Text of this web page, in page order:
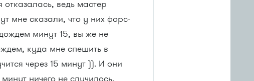
ведь мастер
мне сказали, что у них форс-
минут 15, вы же не
куда мне спешить в
через 15 минут )). И они
ничего не случилось,